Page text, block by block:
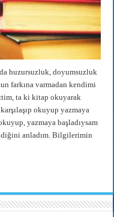
huzursuzluk, doyumsuzluk
farkına varmadan kendimi
ta ki kitap okuyarak
okuyup yazmaya
yazmaya başladıysam
anladım. Bilgilerimin